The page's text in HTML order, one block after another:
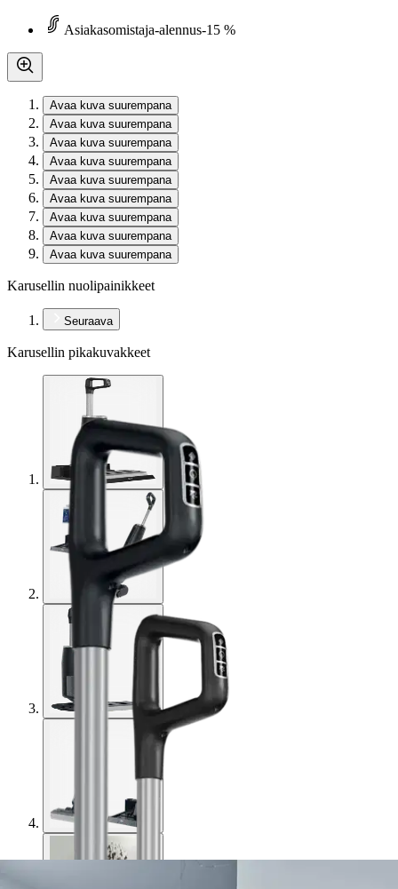
Asiakasomistaja-alennus-15 %
Avaa kuva suurempana
Avaa kuva suurempana
Avaa kuva suurempana
Avaa kuva suurempana
Avaa kuva suurempana
Avaa kuva suurempana
Avaa kuva suurempana
Avaa kuva suurempana
Avaa kuva suurempana
Karusellin nuolipainikkeet
Seuraava
Karusellin pikakuvakkeet